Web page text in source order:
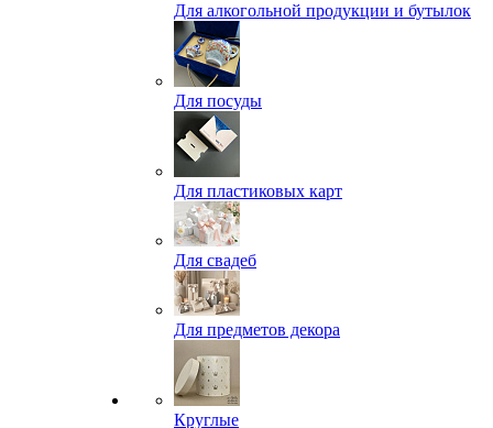
Для алкогольной продукции и бутылок
Для посуды
Для пластиковых карт
Для свадеб
Для предметов декора
Круглые